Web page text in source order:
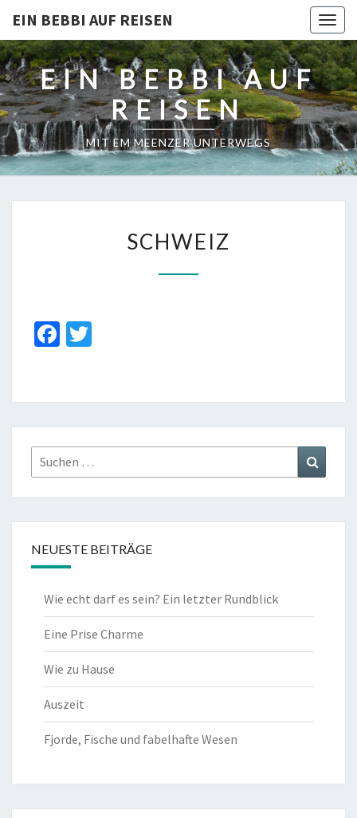
EIN BEBBI AUF REISEN
EIN BEBBI AUF
REISEN
MIT EM MEENZER UNTERWEGS
SCHWEIZ
Fa
o
o
k
er
Suchen
nach:
NEUESTE BEITRÄGE
Wie echt darf es sein? Ein letzter Rundblick
Eine Prise Charme
Wie zu Hause
Auszeit
Fjorde, Fische und fabelhafte Wesen